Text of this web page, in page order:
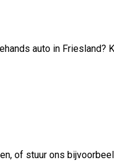
auto in Friesland?
of stuur ons